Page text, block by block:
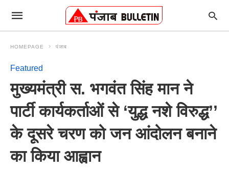
HOMEPAGE पंजाब
Featured
मुख्यमंत्री स. भगवंत सिंह मान ने
पार्टी कार्यकर्ताओं से ‘युद्ध नशे विरुद्ध’’
के दूसरे चरण को जन आंदोलन बनाने
का किया आह्वान